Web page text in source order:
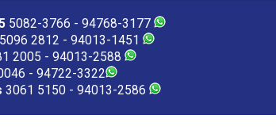
5082-3766 - 94768-3177
5096 2812 - 94013-1451
2005 - 94013-2588
- 94722-3322
3061 5150 - 94013-2586